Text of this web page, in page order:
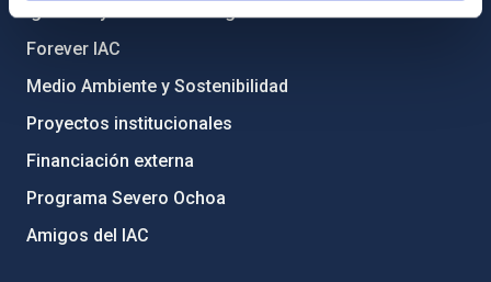
Igualdad y diversidad de género
Forever IAC
Medio Ambiente y Sostenibilidad
Proyectos institucionales
Financiación externa
Programa Severo Ochoa
Amigos del IAC